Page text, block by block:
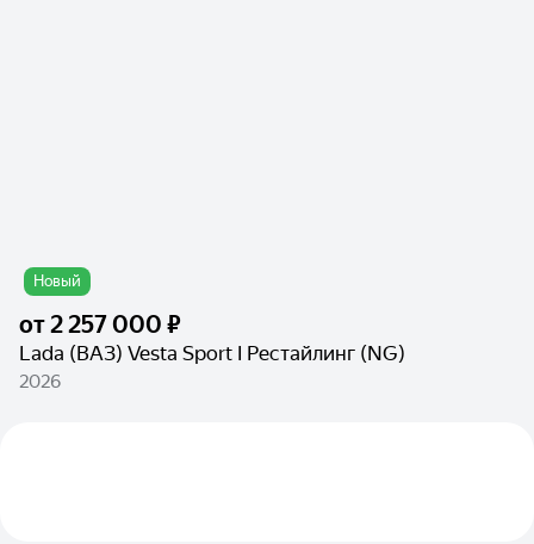
Новый
от2 257 000 ₽
Lada (ВАЗ) Vesta Sport I Рестайлинг (NG)
2026